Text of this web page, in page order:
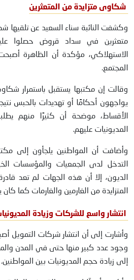
شكاوى متزايدة من المتعثرين
وكشفت النائبة سناء السعيد عن تلقيها
متعثرين في سداد قروض حصلوا
الاستهلاكي، مؤكدة أن الظاهرة
المجتمع.
وقالت إن مكتبها يستقبل باستمرار
يواجهون أحكامًا أو تهديدات بالحبس
الأقساط، موضحة أن كثيرًا منهم
المديونيات عليهم.
وأضافت أن المواطنين يلجأون إلى
التدخل لدى الجمعيات والمؤسسات
الديون، إلا أن هذه الجهات لم تعد
المتزايدة من الغارمين والغارمات كما
انتشار واسع للشركات وزيادة
وأشارت إلى أن انتشار شركات التمويل
وجود عدد كبير منها حتى في المدن
إلى زيادة حجم المديونيات بين المواطنين.